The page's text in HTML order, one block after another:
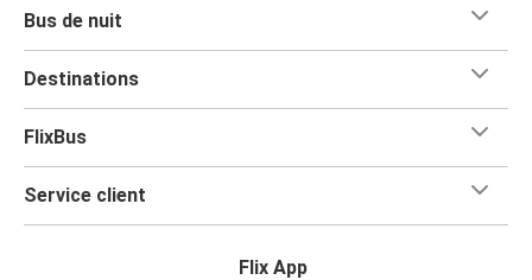
Bus de nuit
Destinations
FlixBus
Service client
Flix App